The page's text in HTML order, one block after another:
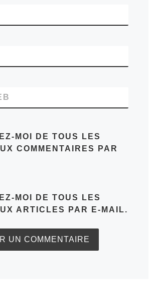
MOI DE TOUS LES
COMMENTAIRES PAR
MOI DE TOUS LES
ARTICLES PAR E-MAIL.